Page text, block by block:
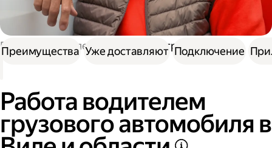
Работа водителем Работа на грузовике
Работа водителем
грузового автомобиля в
Преимущества Уже доставляют Подключение